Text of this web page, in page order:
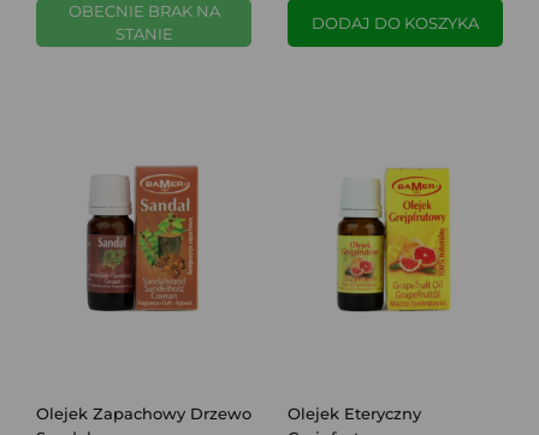
OBECNIE BRAK NA
STANIE
DODAJ DO KOSZYKA
Olejek Zapachowy Drzewo
Olejek Eteryczny